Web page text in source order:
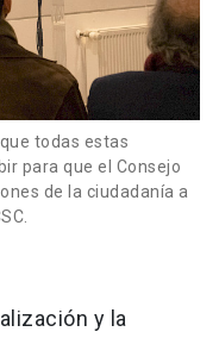
todas estas
para que el Consejo
de la ciudadanía a
y la